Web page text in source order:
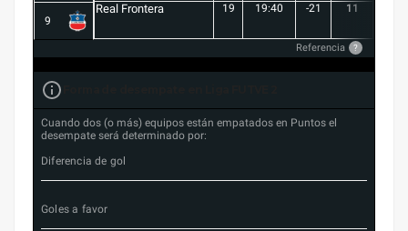
9
Real Frontera 19 19:40 -21 11
Referencia ?
Cuando dos (o más) equipos están empatados en Puntos el
desempate será determinado por:
Diferencia de gol
Goles a favor